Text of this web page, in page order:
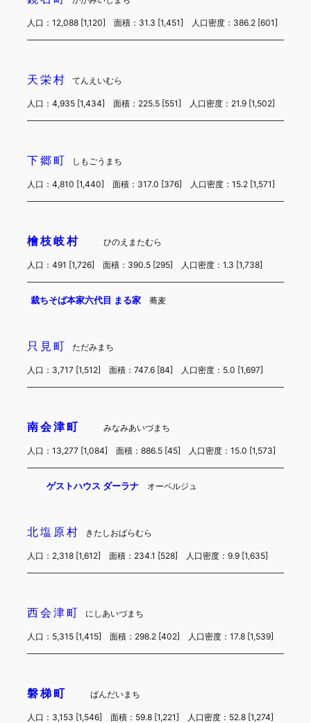
人口：12,088 [1,120] 面積：31.3 [1,451] 人口密度：386.2 [601]
天栄村 てんえいむら
人口：4,935 [1,434] 面積：225.5 [551] 人口密度：21.9 [1,502]
下郷町 しもごうまち
人口：4,810 [1,440] 面積：317.0 [376] 人口密度：15.2 [1,571]
檜枝岐村 ひのえまたむら
人口：491 [1,726] 面積：390.5 [295] 人口密度：1.3 [1,738]
裁ちそば本家六代目 まる家 蕎麦
只見町 ただみまち
人口：3,717 [1,512] 面積：747.6 [84] 人口密度：5.0 [1,697]
南会津町 みなみあいづまち
人口：13,277 [1,084] 面積：886.5 [45] 人口密度：15.0 [1,573]
ゲストハウス ダーラナ オーベルジュ
北塩原村 きたしおばらむら
人口：2,318 [1,612] 面積：234.1 [528] 人口密度：9.9 [1,635]
西会津町 にしあいづまち
人口：5,315 [1,415] 面積：298.2 [402] 人口密度：17.8 [1,539]
磐梯町 ばんだいまち
人口：3,153 [1,546] 面積：59.8 [1,221] 人口密度：52.8 [1,274]